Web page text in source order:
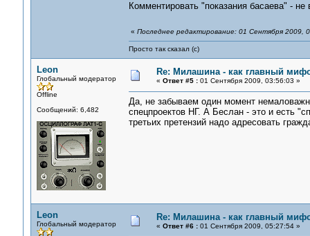
Комментировать "показания басаева" -
« Последнее редактирование: 01 Сентября 2009,
Просто так сказал (с)
Leon
Глобальный модератор
Offline
Сообщений: 6,482
Re: Милашина - как главный
« Ответ #5 :01 Сентября 2009, 03:56:03 »
Да, не забываем один момент
спецпроектов НГ. А Беслан - это и есть
третьих претензий надо адресовать
Leon
Глобальный модератор
Re: Милашина - как главный
« Ответ #6 :01 Сентября 2009, 05:27:54 »